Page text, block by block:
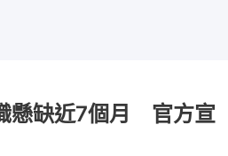
懸缺近7個月 官方宣